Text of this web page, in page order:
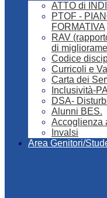
ATTO di
PTOF -
FORMATIVA
RAV
di
Codice
Curricoli e
Carta dei
Inclusività-PAI
DSA-
Alunni BES.
Accoglienza
Invalsi
Area Genitori/